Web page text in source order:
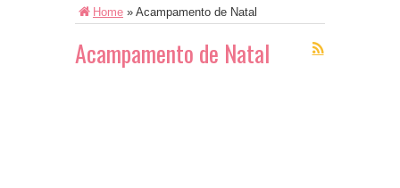
Home » Acampamento de Natal
Acampamento de Natal